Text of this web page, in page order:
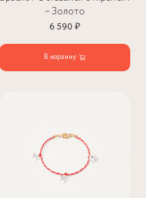
– Золото
6 590 ₽
В корзину